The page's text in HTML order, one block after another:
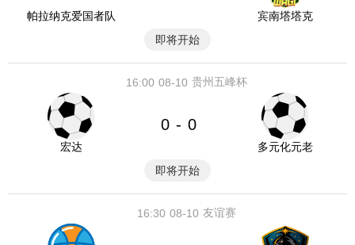
帕拉纳克爱国者队
宾南塔塔克
即将开始
08-10
16:00 贵州五峰杯
宏达
0 - 0
多元化元老
即将开始
08-10
16:30 友谊赛